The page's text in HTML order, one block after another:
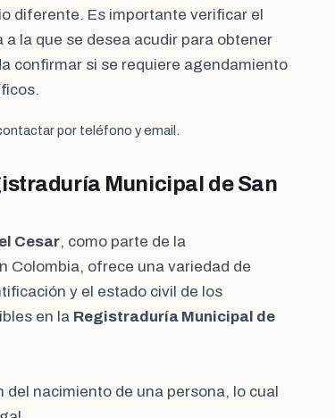
diferente. Es importante verificar el
la que se desea acudir para obtener
confirmar si se requiere agendamiento
por teléfono y email.
Municipal de San
Cesar, como parte de la
Colombia, ofrece una variedad de
y el estado civil de los
en la Registraduría Municipal de
del nacimiento de una persona, lo cual